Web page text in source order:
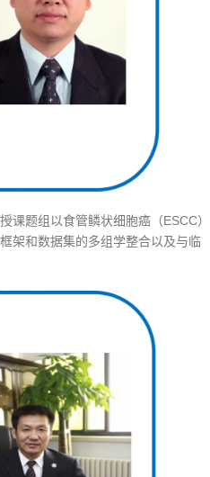
题组以食管鳞状细胞癌（ESCC）
架和数据集的多组学整合以及与临